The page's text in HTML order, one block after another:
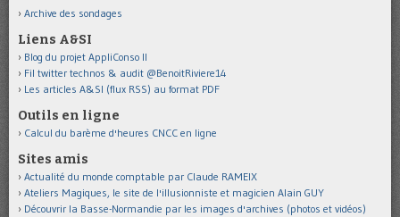
Archive des sondages
Liens A&SI
Blog du projet AppliConso II
Fil twitter technos & audit @BenoitRiviere14
Les articles A&SI (flux RSS) au format PDF
Outils en ligne
Calcul du barème d'heures CNCC en ligne
Sites amis
Actualité du monde comptable par Claude RAMEIX
Ateliers Magiques, le site de l'illusionniste et magicien Alain GUY
Découvrir la Basse-Normandie par les images d'archives (photos et vidéos)